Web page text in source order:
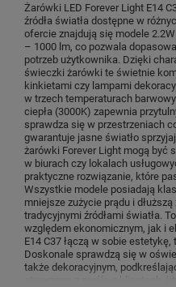
Żarówki LED Forever Light E14
źródła światła dostępne w
ofercie znajdują się modele
– 1000 lm, co pozwala
potrzeb użytkownika. Dzięki
świeczki żarówki te świetnie
kinkietami czy lampami
w trzech temperaturach
ciepła (3000K) zapewnia
sprawdza się w przestrzeniach
gwarantuje jasne światło
żarówki Forever Light mogą być
w biurach czy lokalach
praktyczne rozwiązanie, które
Wszystkie modele posiadają
mniejsze zużycie prądu i
tradycyjnymi źródłami światła.
względem ekonomicznym, jak i
E14 C37 łączą w sobie
Doskonale sprawdzą się w
także dekoracyjnym,
stworzone z myślą o klientach,